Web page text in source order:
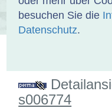
besuchen Sie die
Datenschutz.
ÜBER UNS
s006774